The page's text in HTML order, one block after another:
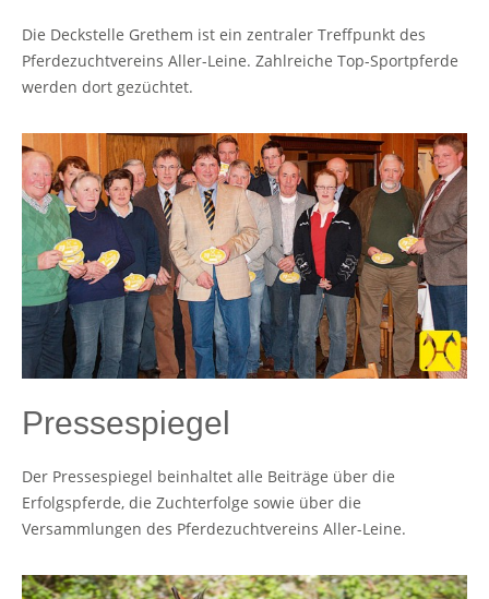
Die Deckstelle Grethem ist ein zentraler Treffpunkt des
Pferdezuchtvereins Aller-Leine. Zahlreiche Top-Sportpferde
werden dort gezüchtet.
Pressespiegel
Der Pressespiegel beinhaltet alle Beiträge über die
Erfolgspferde, die Zuchterfolge sowie über die
Versammlungen des Pferdezuchtvereins Aller-Leine.